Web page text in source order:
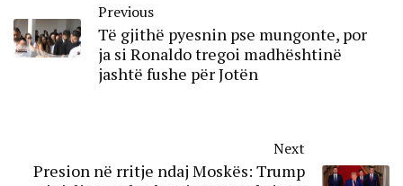
Previous
Të gjithë pyesnin pse mungonte, por
ja si Ronaldo tregoi madhështinë
jashtë fushe për Jotën
Next
Presion në rritje ndaj Moskës: Trump